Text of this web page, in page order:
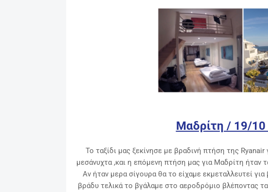
Μαδρίτη / 19/
Το ταξίδι μας ξεκίνησε με βραδινή πτήση της
μεσάνυχτα ,και η επόμενη πτήση μας για Μαδρίτη ήταν
Αν ήταν μερα σίγουρα θα το είχαμε εκμεταλλευτεί
βράδυ τελικά το βγάλαμε στο αεροδρόμιο βλέποντας